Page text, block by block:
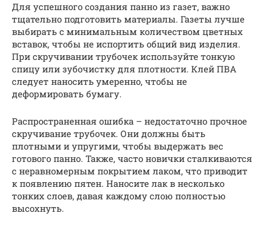
Для успешного создания панно из газет, важно
тщательно подготовить материалы. Газеты лучше
выбирать с минимальным количеством цветных
вставок, чтобы не испортить общий вид изделия.
При скручивании трубочек используйте тонкую
спицу или зубочистку для плотности. Клей ПВА
следует наносить умеренно, чтобы не
деформировать бумагу.
Распространенная ошибка – недостаточно прочное
скручивание трубочек. Они должны быть
плотными и упругими, чтобы выдержать вес
готового панно. Также, часто новички сталкиваются
с неравномерным покрытием лаком, что приводит
к появлению пятен. Наносите лак в несколько
тонких слоев, давая каждому слою полностью
высохнуть.